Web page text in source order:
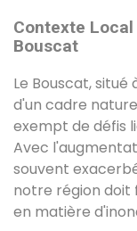
Contexte
Bouscat
Le Bouscat,
d'un cadre
exempt de défis
Avec
souvent
notre région doit
en matière